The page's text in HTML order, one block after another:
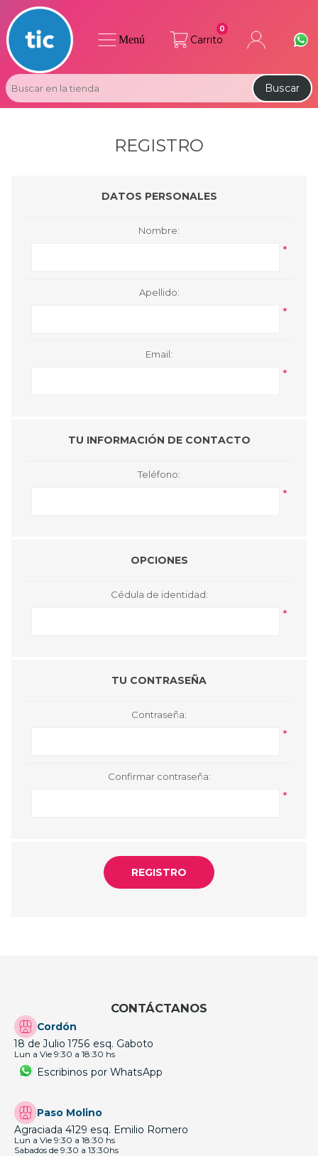
Carrito
0
Buscar
Menú
REGISTRO
DATOS PERSONALES
Nombre:
*
Apellido:
*
Email:
*
TU INFORMACIÓN DE CONTACTO
Teléfono:
*
OPCIONES
Cédula de identidad:
*
TU CONTRASEÑA
Contraseña:
*
Confirmar contraseña:
*
CONTÁCTANOS
Cordón
18 de Julio 1756 esq. Gaboto
Lun a Vie 9:30 a 18:30 hs
Escribinos por WhatsApp
Paso Molino
Agraciada 4129 esq. Emilio Romero
Lun a Vie 9:30 a 18:30 hs
Sabados de 9:30 a 13:30hs